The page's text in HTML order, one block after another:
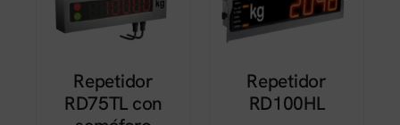
Repetidor
RD75TL con
Repetidor
RD100HL